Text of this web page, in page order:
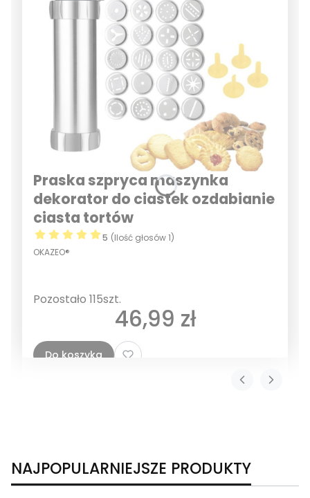
Praska szpryca maszynka
dekorator do ciastek ozdabianie
ciasta tortów
5 (Ilość głosów 1)
OKAZEO®
Pozostało 115szt.
Cena
46,99 zł
Do koszyka
NAJPOPULARNIEJSZE PRODUKTY